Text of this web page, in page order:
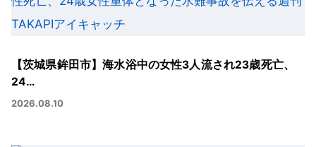
【茨城県鉾田市】海水浴中の女性3人流され23歳死亡、
24…
2026.08.10